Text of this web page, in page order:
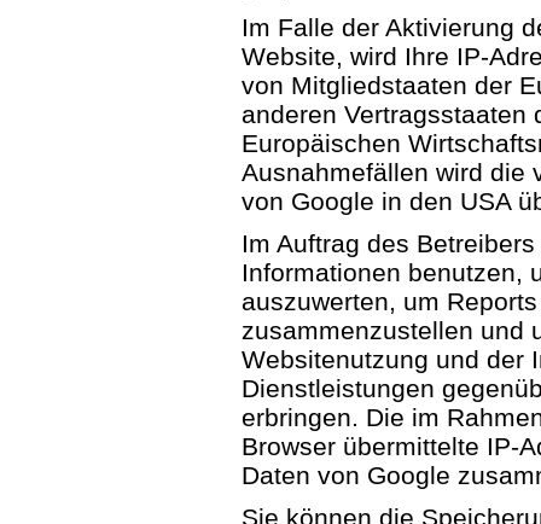
Im Falle der Aktivierung
Website, wird Ihre IP-
von Mitgliedstaaten der
anderen Vertragsstaaten
Europäischen
Ausnahmefällen wird die
von Google in den USA
Im Auftrag des
Informationen benutzen,
auszuwerten, um
zusammenzustellen und
Websitenutzung und der
Dienstleistungen
erbringen. Die im
Browser übermittelte IP-
Daten von Google
Sie können die